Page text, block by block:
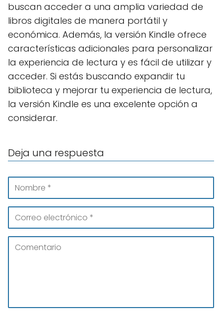
buscan acceder a una amplia variedad de
libros digitales de manera portátil y
económica. Además, la versión Kindle ofrece
características adicionales para personalizar
la experiencia de lectura y es fácil de utilizar y
acceder. Si estás buscando expandir tu
biblioteca y mejorar tu experiencia de lectura,
la versión Kindle es una excelente opción a
considerar.
Deja una respuesta